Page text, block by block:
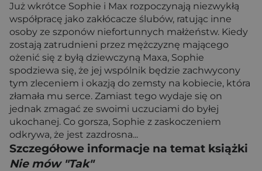
Już wkrótce Sophie i Max rozpoczynają niezwykłą
współpracę jako zakłócacze ślubów, ratując inne
osoby ze szponów niefortunnych małżeństw. Kiedy
zostają zatrudnieni przez mężczyznę mającego
ożenić się z byłą dziewczyną Maxa, Sophie
spodziewa się, że jej wspólnik będzie zachwycony
tym zleceniem i okazją do zemsty na kobiecie, która
złamała mu serce. Zamiast tego wydaje się on
jednak zmagać ze swoimi uczuciami do byłej
ukochanej. Co gorsza, Sophie z zaskoczeniem
odkrywa, że jest zazdrosna...
Szczegółowe informacje na temat książki
Nie mów "Tak"